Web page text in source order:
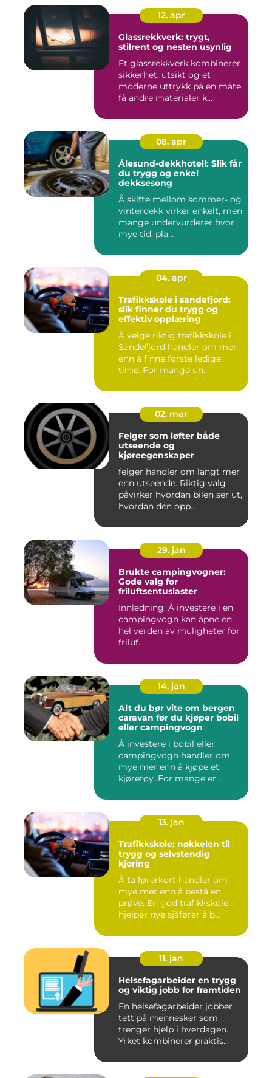
12. apr
Glassrekkverk: trygt,
stilrent og nesten usynlig
Et glassrekkverk kombinerer
sikkerhet, utsikt og et
moderne uttrykk på en måte
få andre materialer k...
08. apr
Ålesund-dekkhotell: Slik får
du trygg og enkel
dekksesong
Å skifte mellom sommer- og
vinterdekk virker enkelt, men
mange undervurderer hvor
mye tid, pla...
04. apr
Trafikkskole i sandefjord:
slik finner du trygg og
effektiv opplæring
Å velge riktig trafikkskole i
Sandefjord handler om mer
enn å finne første ledige
time. For mange un...
02. mar
Felger som løfter både
utseende og
kjøreegenskaper
felger handler om langt mer
enn utseende. Riktig valg
påvirker hvordan bilen ser ut,
hvordan den opp...
29. jan
Brukte campingvogner:
Gode valg for
friluftsentusiaster
Innledning: Å investere i en
campingvogn kan åpne en
hel verden av muligheter for
friluf...
14. jan
Alt du bør vite om bergen
caravan før du kjøper bobil
eller campingvogn
Å investere i bobil eller
campingvogn handler om
mye mer enn å kjøpe et
kjøretøy. For mange er
13. jan
Trafikkskole: nøkkelen til
trygg og selvstendig
kjøring
Å ta førerkort handler om
mye mer enn å bestå en
prøve. En god trafikkskole
hjelper nye sjåfører å b...
11. jan
Helsefagarbeider en trygg
og viktig jobb for framtiden
En helsefagarbeider jobber
tett på mennesker som
trenger hjelp i hverdagen.
Yrket kombinerer praktis...